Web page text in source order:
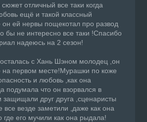
отличный все таки когда
ещё и такой классный
он ей нервы пощекотал про развод
бы не интересно все таки !Спасибо
надеюсь на 2 сезон!
с Хань Шэном молодец ,он
на первом месте!Мурашки по коже
и любовь ,как она
подумала что он взорвался в
защищали друг друга ,сценаристы
везде заметили ,даже как она
где его мучили как она рыдала!